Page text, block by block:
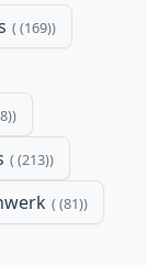
(169)
(213)
(81)